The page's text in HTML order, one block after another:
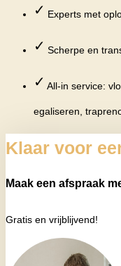
✓ Experts met
✓ Scherpe en
✓ All-in service:
egaliseren,
Klaar voor
Maak een afspraak
Gratis en vrijblijvend!